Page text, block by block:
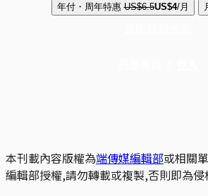
年付・周年特惠 US$6.5US$4/月
本刊載內容版權為端傳媒編輯部或相關
編輯部授權,請勿轉載或複製,否則即為侵